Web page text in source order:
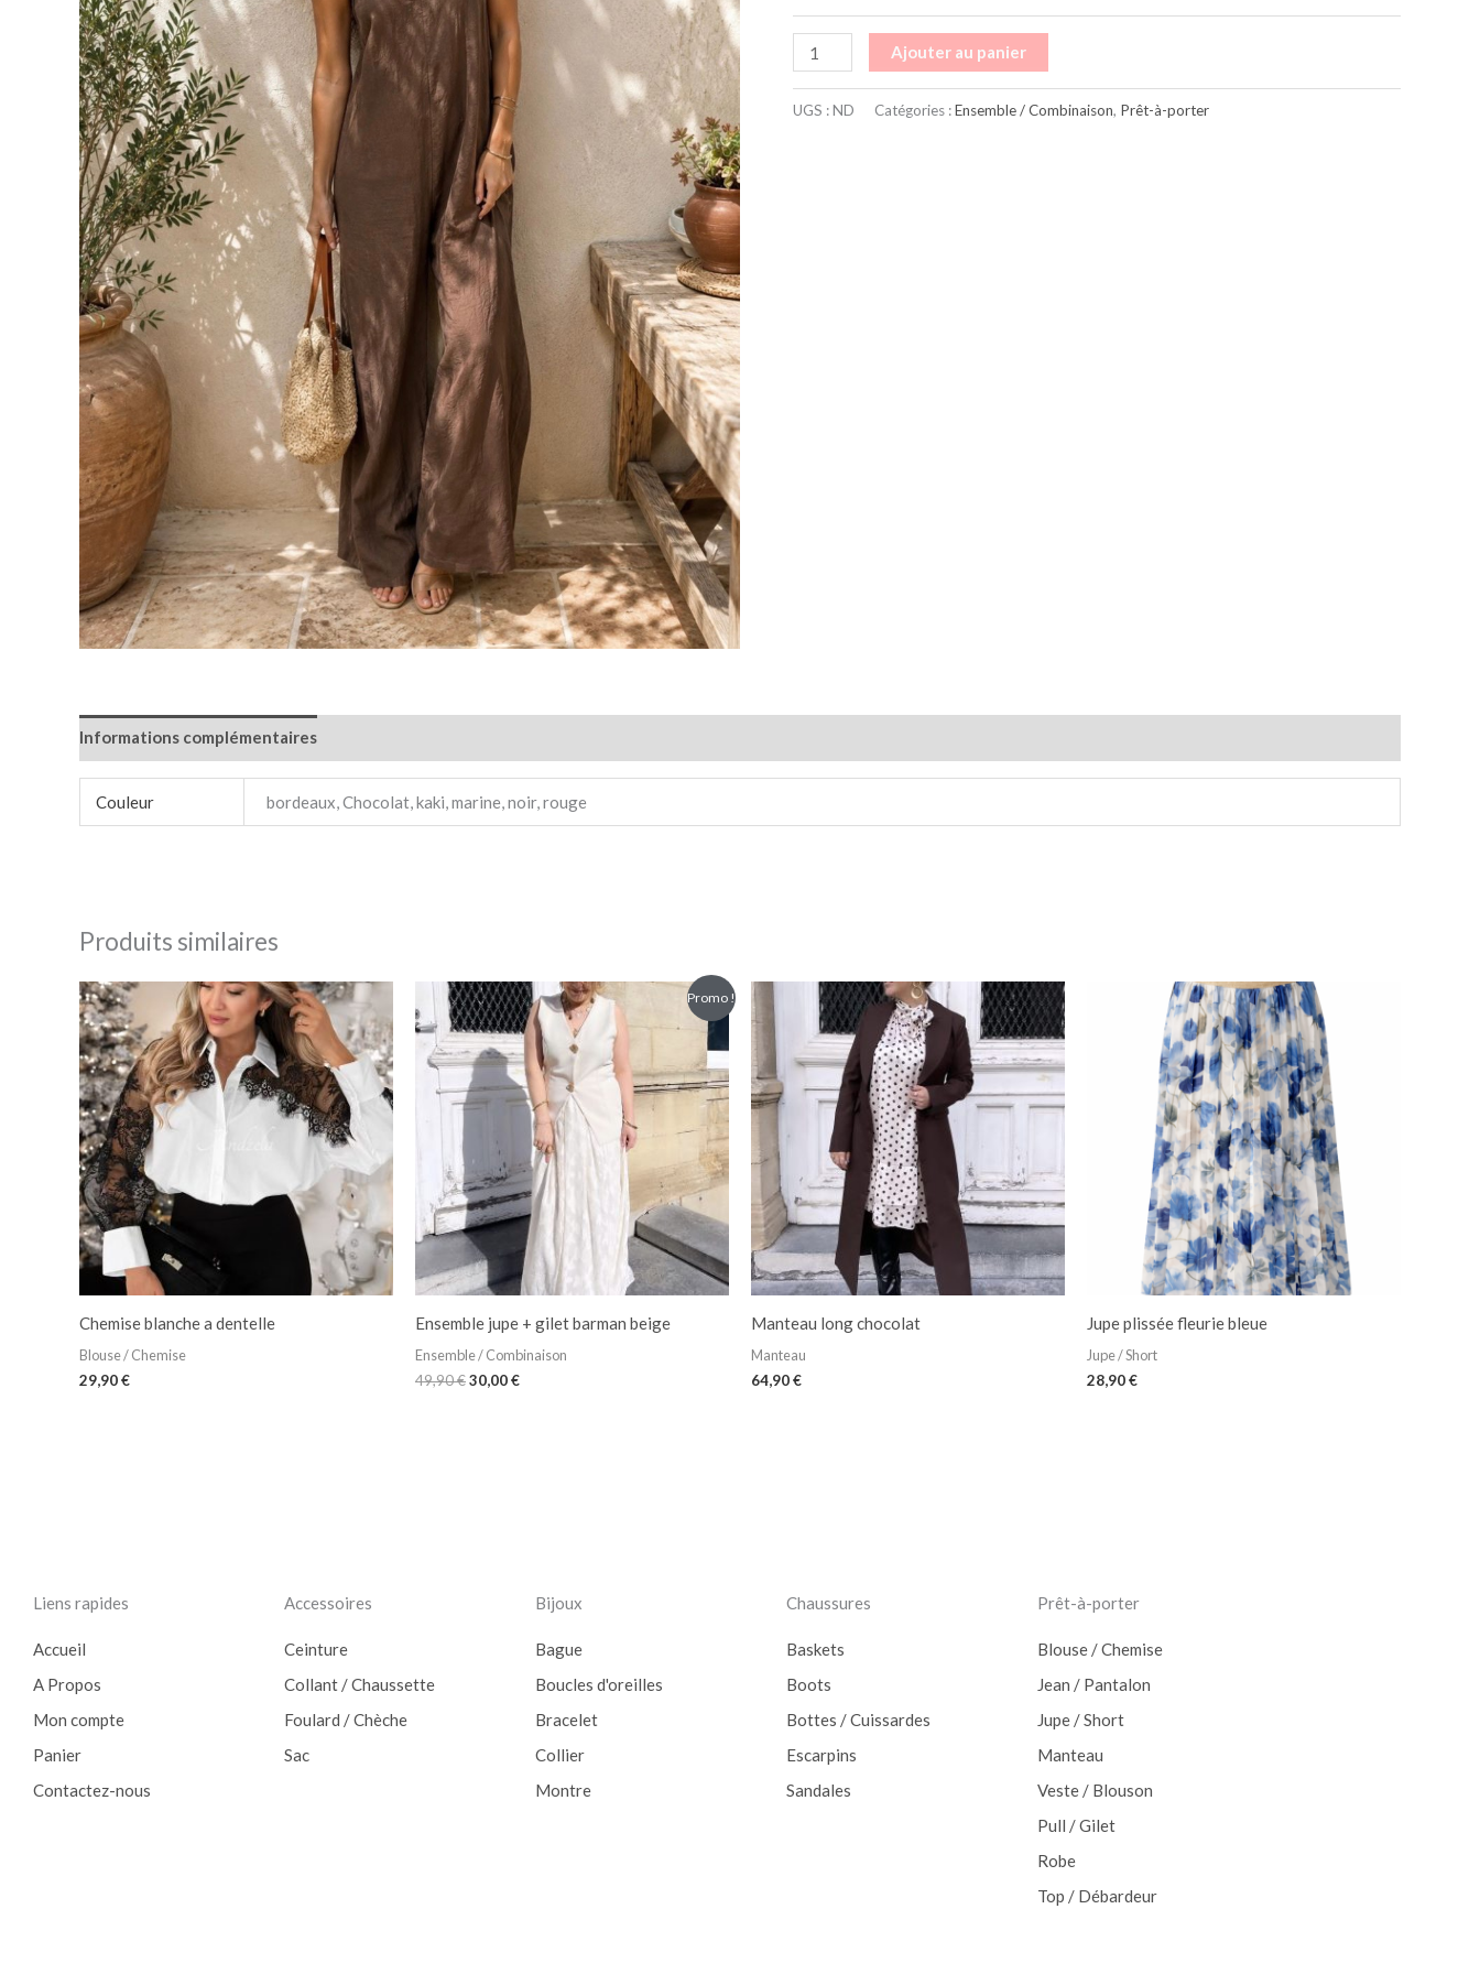
Ajouter au panier
UGS :ND Catégories :Ensemble / Combinaison, Prêt-à-porter
Informations complémentaires
Couleur bordeaux, Chocolat, kaki, marine, noir, rouge
Produits similaires
Chemise blanche a dentelle
Blouse / Chemise
29,90€
Promo !
Ensemble jupe + gilet barman beige
Ensemble / Combinaison
49,90€
Le
prix
initial
était :
49,90 €.
30,00€
Le
prix
actuel
est :
30,00 €.
Manteau long chocolat
Manteau
64,90€
Jupe plissée fleurie bleue
Jupe / Short
28,90€
Liens rapides
Accueil
A Propos
Mon compte
Panier
Contactez-nous
Accessoires
Ceinture
Collant / Chaussette
Foulard / Chèche
Sac
Bijoux
Bague
Boucles d'oreilles
Bracelet
Collier
Montre
Chaussures
Baskets
Boots
Bottes / Cuissardes
Escarpins
Sandales
Prêt-à-porter
Blouse / Chemise
Jean / Pantalon
Jupe / Short
Manteau
Veste / Blouson
Pull / Gilet
Robe
Top / Débardeur